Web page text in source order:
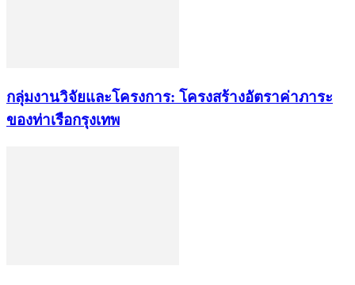
กลุ่มงานวิจัยและโครงการ: โครงสร้างอัตราค่าภาระ
ของท่าเรือกรุงเทพ